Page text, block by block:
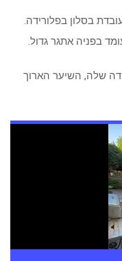
בסלון בפלורידה.
בפניה אתגר גדול.
שלה, השיער הארוך